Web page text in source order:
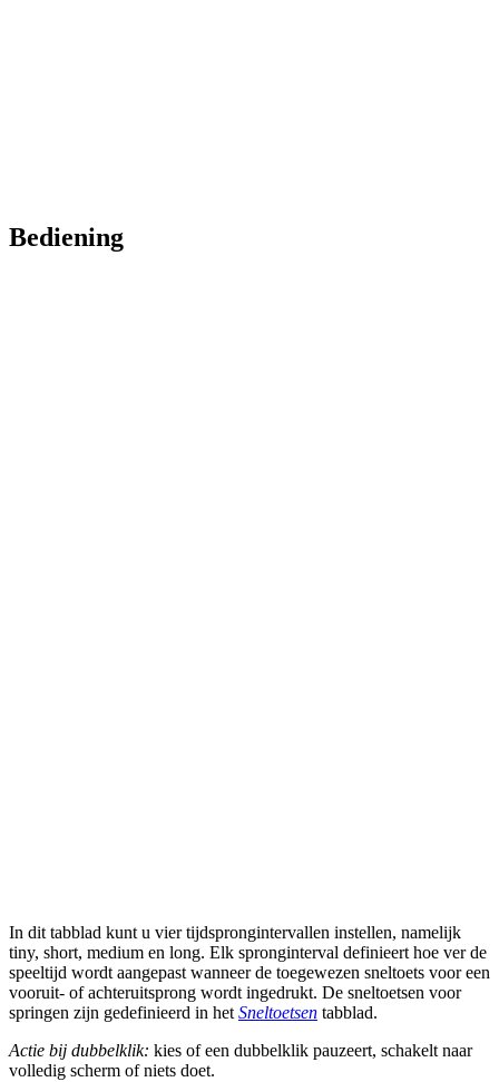
Bediening
In dit tabblad kunt u vier tijdsprongintervallen instellen, namelijk
tiny, short, medium en long. Elk spronginterval definieert hoe ver de
speeltijd wordt aangepast wanneer de toegewezen sneltoets voor een
vooruit- of achteruitsprong wordt ingedrukt. De sneltoetsen voor
springen zijn gedefinieerd in het Sneltoetsen tabblad.
Actie bij dubbelklik: kies of een dubbelklik pauzeert, schakelt naar
volledig scherm of niets doet.